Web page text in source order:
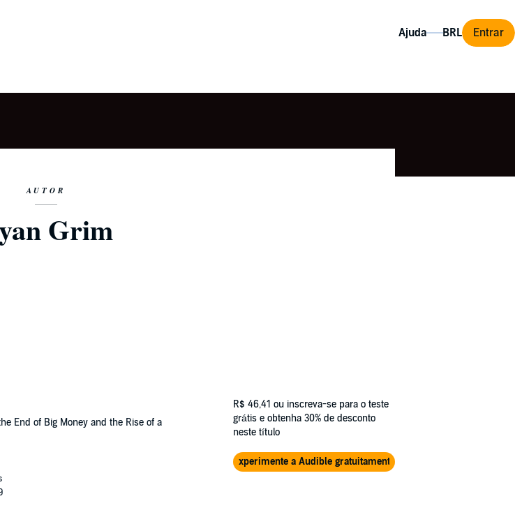
Ajuda Entrar
AUTOR
Grim
End of Big Money and the Rise of a
R$ 46,41 ou inscreva-se para o teste
grátis e obtenha 30% de desconto
neste título
Experimente a Audible gratuitamente